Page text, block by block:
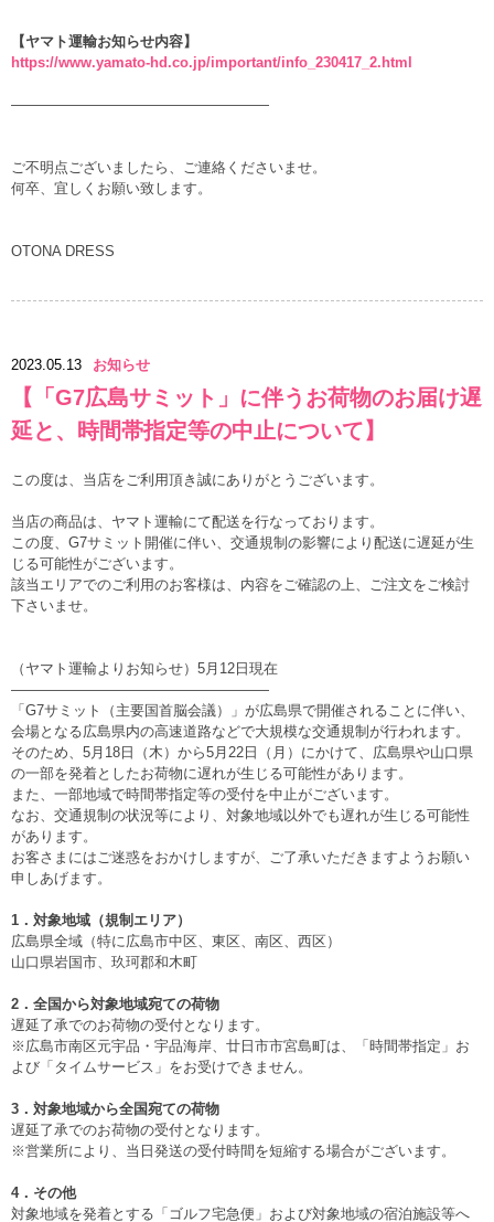
【ヤマト運輸お知らせ内容】
https://www.yamato-hd.co.jp/important/info_230417_2.html
——————————————————
ご不明点ございましたら、ご連絡くださいませ。
何卒、宜しくお願い致します。
OTONA DRESS
2023.05.13 お知らせ
【「G7広島サミット」に伴うお荷物のお届け遅
延と、時間帯指定等の中止について】
この度は、当店をご利用頂き誠にありがとうございます。
当店の商品は、ヤマト運輸にて配送を行なっております。
この度、G7サミット開催に伴い、交通規制の影響により配送に遅延が生
じる可能性がございます。
該当エリアでのご利用のお客様は、内容をご確認の上、ご注文をご検討
下さいませ。
（ヤマト運輸よりお知らせ）5月12日現在
——————————————————
「G7サミット（主要国首脳会議）」が広島県で開催されることに伴い、
会場となる広島県内の高速道路などで大規模な交通規制が行われます。
そのため、5月18日（木）から5月22日（月）にかけて、広島県や山口県
の一部を発着としたお荷物に遅れが生じる可能性があります。
また、一部地域で時間帯指定等の受付を中止がございます。
なお、交通規制の状況等により、対象地域以外でも遅れが生じる可能性
があります。
お客さまにはご迷惑をおかけしますが、ご了承いただきますようお願い
申しあげます。
1．対象地域（規制エリア）
広島県全域（特に広島市中区、東区、南区、西区）
山口県岩国市、玖珂郡和木町
2．全国から対象地域宛ての荷物
遅延了承でのお荷物の受付となります。
※広島市南区元宇品・宇品海岸、廿日市市宮島町は、「時間帯指定」お
よび「タイムサービス」をお受けできません。
3．対象地域から全国宛ての荷物
遅延了承でのお荷物の受付となります。
※営業所により、当日発送の受付時間を短縮する場合がございます。
4．その他
対象地域を発着とする「ゴルフ宅急便」および対象地域の宿泊施設等へ